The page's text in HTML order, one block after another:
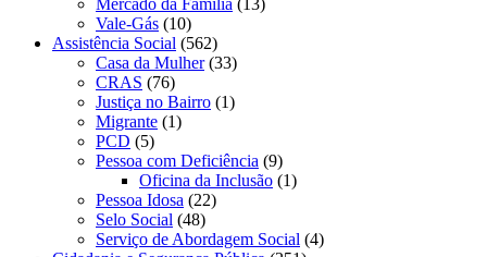
Vale-Gás (10)
Assistência Social (562)
Casa da Mulher(33)
CRAS (76)
Justiça no Bairro (1)
Migrante (1)
PCD (5)
Pessoa com Deficiência (9)
Oficina da Inclusão (1)
Pessoa Idosa (22)
Selo Social (48)
Serviço de Abordagem Social (4)